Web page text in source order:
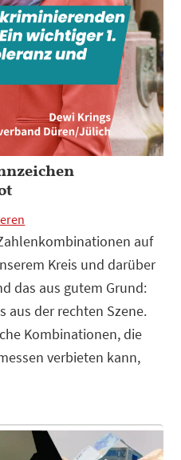
auf
Kreis und darüber
das aus gutem Grund:
aus der rechten Szene.
Kombinationen, die
verbieten kann,